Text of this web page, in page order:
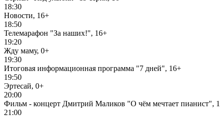
18:30
Новости, 16+
18:50
Телемарафон "За наших!", 16+
19:20
Жду маму, 0+
19:30
Итоговая информационная программа "7 дней", 16+
19:50
Эртесай, 0+
20:00
Фильм - концерт Дмитрий Маликов "О чём мечтает пианист",
21:00